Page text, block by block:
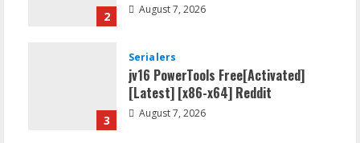
2 August 7, 2026
3
Serialers
jv16 PowerTools Free[Activated]
[Latest] [x86-x64] Reddit
August 7, 2026